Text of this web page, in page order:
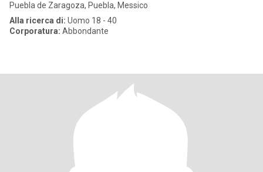
Puebla de Zaragoza, Puebla, Messico
Alla ricerca di: Uomo 18 - 40
Corporatura: Abbondante